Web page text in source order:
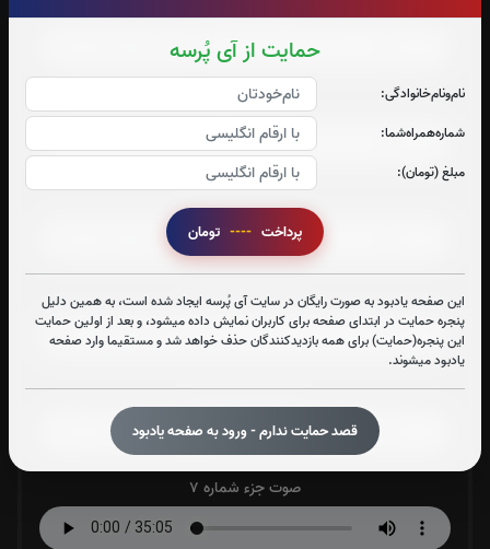
حمایت از آی پُرسه
نام‌و‌نام‌خانوادگی:
شماره‌همراه‌شما:
مبلغ (تومان):
پرداخت ----
این صفحه یادبود به صورت رایگان در سایت آی پُرسه ایجاد شده است، به همین دلیل
پنجره حمایت در ابتدای صفحه برای کاربران نمایش داده میشود، و بعد از اولین حمایت
این پنجره(حمایت) برای همه بازدیدکنندگان حذف خواهد شد و مستقیما وارد صفحه
یادبود میشوند.
قصد حمایت ندارم - ورود به صفحه یادبود
صوت جزء شماره 3
صوت جزء شماره 5
صوت جزء شماره 6
صوت جزء شماره 7